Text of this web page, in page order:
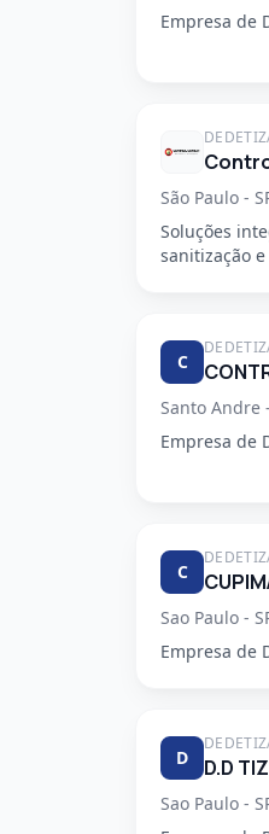
Empresa de
São Paulo -
Soluções
sanitização
C
Santo Andre
Empresa de
C
Sao Paulo -
Empresa de
D D.D
Sao Paulo -